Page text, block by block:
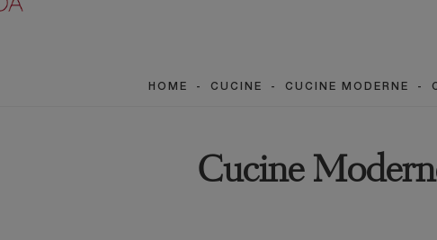
HOME - CUCINE - CUCINE MODERNE -
Cucine